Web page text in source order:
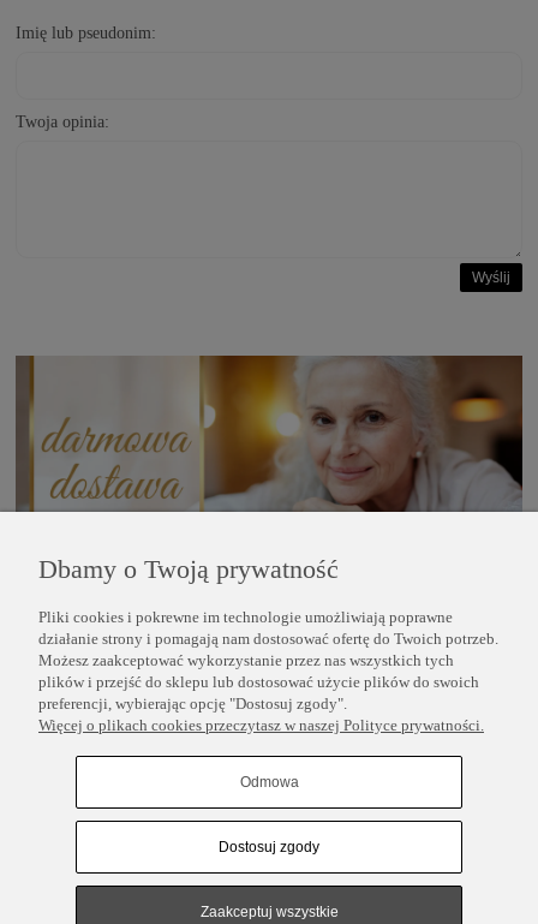
Imię lub pseudonim:
Twoja opinia:
Wyślij
POMOC
INFORMACJE
Pokaż pełną wersję strony
Sklep internetowy Shoper.pl
Dbamy o Twoją prywatność
Pliki cookies i pokrewne im technologie umożliwiają poprawne
działanie strony i pomagają nam dostosować ofertę do Twoich potrzeb.
Możesz zaakceptować wykorzystanie przez nas wszystkich tych
plików i przejść do sklepu lub dostosować użycie plików do swoich
preferencji, wybierając opcję "Dostosuj zgody".
Więcej o plikach cookies przeczytasz w naszej Polityce prywatności.
Odmowa
Dostosuj zgody
Zaakceptuj wszystkie